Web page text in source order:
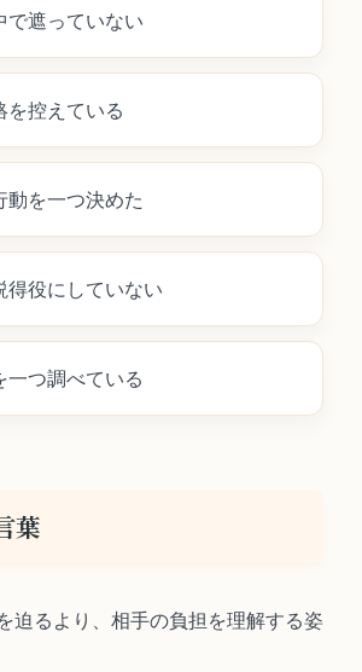
で遮っていない
を控えている
動を一つ決めた
得役にしていない
一つ調べている
葉
迫るより、相手の負担を理解する姿